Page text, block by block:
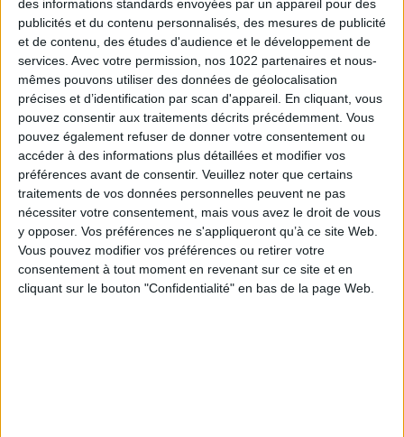
des informations standards envoyées par un appareil pour des
publicités et du contenu personnalisés, des mesures de publicité
et de contenu, des études d'audience et le développement de
services. Avec votre permission, nos 1022 partenaires et nous-
mêmes pouvons utiliser des données de géolocalisation
précises et d’identification par scan d'appareil. En cliquant, vous
pouvez consentir aux traitements décrits précédemment. Vous
pouvez également refuser de donner votre consentement ou
accéder à des informations plus détaillées et modifier vos
préférences avant de consentir. Veuillez noter que certains
traitements de vos données personnelles peuvent ne pas
nécessiter votre consentement, mais vous avez le droit de vous
y opposer. Vos préférences ne s'appliqueront qu’à ce site Web.
Vous pouvez modifier vos préférences ou retirer votre
consentement à tout moment en revenant sur ce site et en
cliquant sur le bouton "Confidentialité" en bas de la page Web.
pour vous guider dans cette démarche.
Vous découvrirez ainsi comment créer votre espace
et comment profiter au mieux de toutes les
fonctionnalités disponibles.
https://www.carpv.fr/dematerialisation-appel-de-
cotisations-2022/?
appel-de-cotisations-2022
Découvrir Cotélib